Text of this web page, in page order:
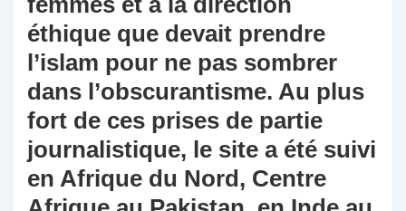
éthique que devait prendre
l’islam pour ne pas sombrer
dans l’obscurantisme. Au plus
fort de ces prises de partie
journalistique, le site a été suivi
en Afrique du Nord, Centre